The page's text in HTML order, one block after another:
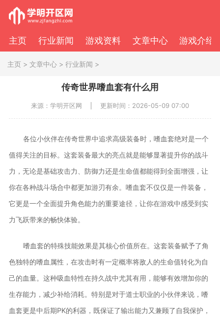
主页 行业新闻 游戏资料 文章中心 游戏介绍
主页 > 文章中心 > 行业新闻 >
传奇世界嗜血套有什么用
来源：学明开区网 更新时间：2026-05-09 07:00
各位小伙伴在传奇世界中追求高级装备时，嗜血套绝对是一个
值得关注的目标。这套装备最大的亮点就是能够显著提升你的战斗
力，无论是基础攻击力、防御力还是生命值都能得到全面增强，让
你在各种战斗场合中都更加游刃有余。嗜血套不仅仅是一件装备，
它更是一个全面提升角色能力的重要途径，让你在游戏中感受到实
力飞跃带来的畅快体验。
嗜血套的特殊技能效果是其核心价值所在。这套装备赋予了角
色独特的嗜血属性，在攻击时有一定概率将敌人的生命值转化为自
己的血量。这种吸血特性在持久战中尤其有用，能够有效增加你的
生存能力，减少补给消耗。特别是对于道士职业的小伙伴来说，嗜
血套更是中后期PK的利器，既保证了输出能力又兼顾了自我保护，